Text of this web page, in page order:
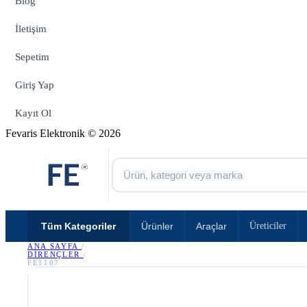
İletişim
Sepetim
Giriş Yap
Kayıt Ol
Fevaris Elektronik © 2026
Tüm Kategoriler Ürünler Araçlar Üreticiler
ANA SAYFA /
DIRENÇLER
/
FE1107